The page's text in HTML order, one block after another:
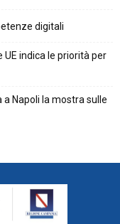
digitali
indica le priorità per
Napoli la mostra sulle